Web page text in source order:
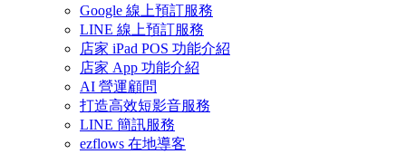
Google 線上預訂服務
LINE 線上預訂服務
店家 iPad POS 功能介紹
店家 App 功能介紹
AI 營運顧問
打造高效短影音服務
LINE 簡訊服務
ezflows 在地導客